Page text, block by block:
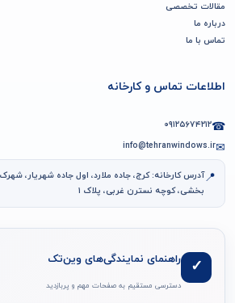
مقالات تخصصی
درباره ما
تماس با ما
اطلاعات تماس و کارخانه
☎۰۹۱۲۵۶۷۴۲۱۲
✉
info@tehranwindows.ir
📍آدرس کارخانه: کرج، جاده ملارد، اول جاده شهریار،
بخشی، کوچه نسترن غربی، پلاک ۱
✓ راهنمای نمایندگی‌های وین‌تک
دسترسی مستقیم به صفحات مهم و پربازدید